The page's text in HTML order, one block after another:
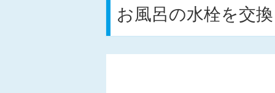
お風呂の水栓を交